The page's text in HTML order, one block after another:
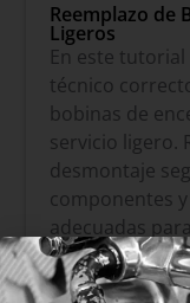
Reemplazo de
Ligeros
En este
técnico
bobinas de
servicio ligero.
desmontaje
componentes
adecuadas
combustión y
motor. En